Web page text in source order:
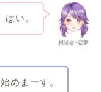
相談者･恋夢
はい。
めまーす。